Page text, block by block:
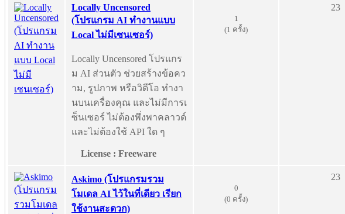
Locally Uncensored
(โปรแกรม AI ทำงานแบบ
Local ไม่มีเซนเซอร์)
Locally Uncensored โปรแกร
ม AI ส่วนตัว ช่วยสร้างข้อคว
าม, รูปภาพ หรือวิดีโอ ทำงา
นบนเครื่องคุณ และไม่มีการเ
ซ็นเซอร์ ไม่ต้องพึ่งพาคลาวด์
และไม่ต้องใช้ API ใด ๆ
License : Freeware
1
(1 ครั้ง)
23
Askimo (โปรแกรมรวม
โมเดล AI ไว้ในที่เดียว เรียก
ใช้งานสะดวก)
0
(0 ครั้ง)
23